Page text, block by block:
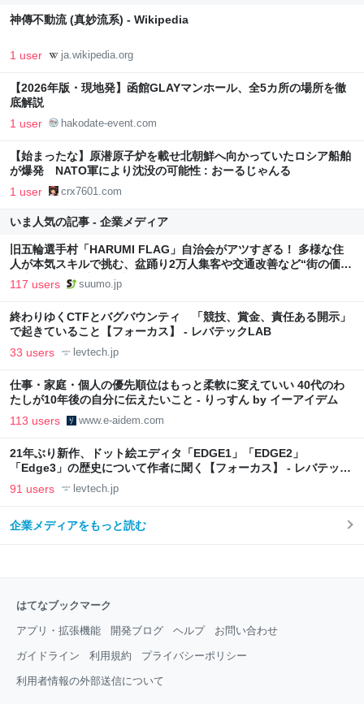
神傳不動流 (真妙流系) - Wikipedia
1 user ja.wikipedia.org
【2026年版・現地発】函館GLAYマンホール、全5カ所の場所を徹
底解説
1 user hakodate-event.com
【始まったな】原潜原子炉を載せ北朝鮮へ向かっていたロシア船舶
が爆発 NATO軍により沈没の可能性 : おーるじゃんる
1 user crx7601.com
いま人気の記事 - 企業メディア
旧五輪選手村「HARUMI FLAG」自治会がアツすぎる！ 多様な住
人が本気スキルで挑む、盆踊り2万人集客や交通改善など“街の価値
向上”戦略 東京・中央区
117 users suumo.jp
終わりゆくCTFとバグバウンティ 「競技、賞金、責任ある開示」
で起きていること【フォーカス】 - レバテックLAB
33 users levtech.jp
仕事・家庭・個人の優先順位はもっと柔軟に変えていい 40代のわ
たしが10年後の自分に伝えたいこと - りっすん by イーアイデム
113 users www.e-aidem.com
21年ぶり新作、ドット絵エディタ「EDGE1」「EDGE2」
「Edge3」の歴史について作者に聞く【フォーカス】 - レバテック
LAB
91 users levtech.jp
企業メディアをもっと読む
はてなブックマーク
アプリ・拡張機能 開発ブログ ヘルプ お問い合わせ
ガイドライン 利用規約 プライバシーポリシー
利用者情報の外部送信について